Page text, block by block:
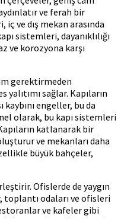
ve ferah bir
ve dış mekan arasında
sistemleri, dayanıklılığı
ve korozyona karşı
gerektirmeden
yalıtımı sağlar. Kapıların
kaybını engeller, bu da
olarak, bu kapı sistemleri
katlanarak bir
ve mekanları daha
büyük bahçeler,
Ofislerde de yaygın
toplantı odaları ve ofisleri
ve kafeler gibi